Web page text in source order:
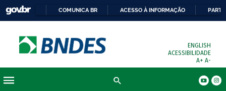
COMUNICA BR ACESSO À INFORMAÇÃO
ENGLISH
ACESSIBILIDADE
A+ A-